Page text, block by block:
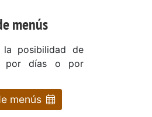
menús
posibilidad de
por días o por
menús